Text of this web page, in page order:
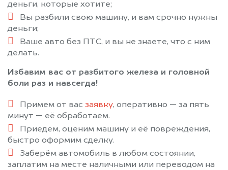
деньги, которые хотите;
Вы разбили свою машину, и вам срочно нужны
деньги;
Ваше авто без ПТС, и вы не знаете, что с ним
делать.
Избавим вас от разбитого железа и головной
боли раз и навсегда!
Примем от вас заявку, оперативно — за пять
минут — её обработаем.
Приедем, оценим машину и её повреждения,
быстро оформим сделку.
Заберём автомобиль в любом состоянии,
заплатим на месте наличными или переводом на